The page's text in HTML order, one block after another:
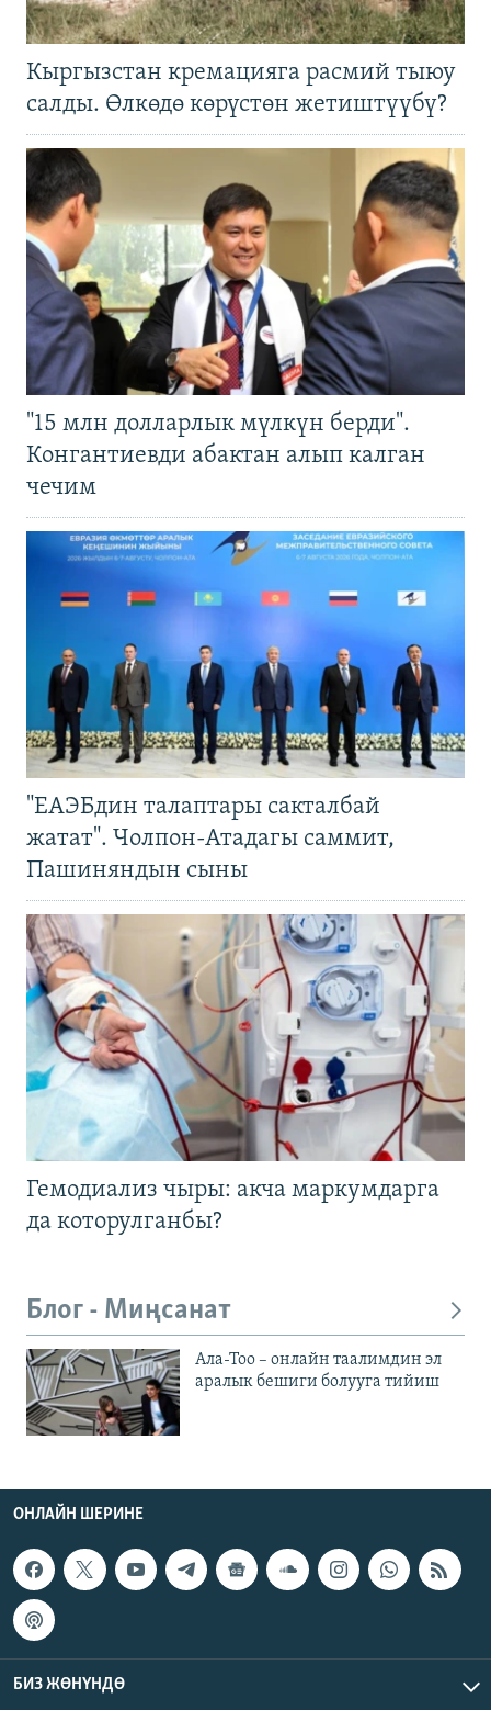
Кыргызстан кремацияга расмий тыюу
салды. Өлкөдө көрүстөн жетиштүүбү?
"15 млн долларлык мүлкүн берди".
Конгантиевди абактан алып калган
чечим
"ЕАЭБдин талаптары сакталбай
жатат". Чолпон-Атадагы саммит,
Пашиняндын сыны
Гемодиализ чыры: акча маркумдарга
да которулганбы?
Блог - Миңсанат
Ала-Тоо – онлайн таалимдин эл
аралык бешиги болууга тийиш
ОНЛАЙН ШЕРИНЕ
БИЗ ЖӨНҮНДӨ